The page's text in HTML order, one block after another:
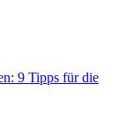
9 Tipps für die